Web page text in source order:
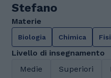
Stefano
Materie
Biologia Chimica
Livello di insegnamento
Medie
Superiori